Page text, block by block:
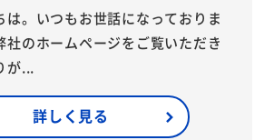
は。いつもお世話になっておりま
社のホームページをご覧いただき
が...
詳しく見る